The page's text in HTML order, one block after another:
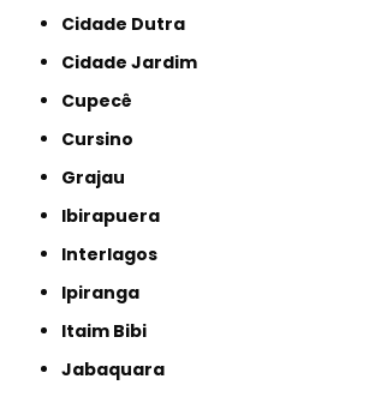
Cidade Dutra
Cidade Jardim
Cupecê
Cursino
Grajau
Ibirapuera
Interlagos
Ipiranga
Itaim Bibi
Jabaquara